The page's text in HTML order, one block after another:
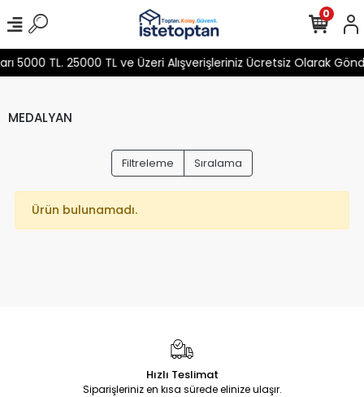
5000 TL. 25000 TL ve Üzeri Alışverişleriniz Ücretsiz Olarak
0
MEDALYAN
Filtreleme Sıralama
Ürün bulunamadı.
Hızlı Teslimat
Siparişleriniz en kısa sürede elinize ulaşır.